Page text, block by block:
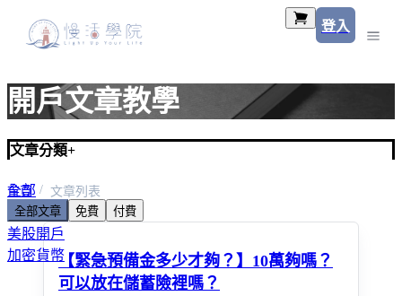
登入
開戶文章教學
文章分類+
全部
美股入門
美股開戶
加密貨幣
首頁
文章列表
全部文章
免費 付費
【緊急預備金多少才夠？】10萬夠嗎？
可以放在儲蓄險裡嗎？